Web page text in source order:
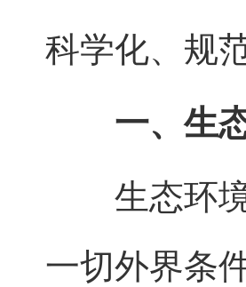
科学化、规
一、生
生态环境
一切外界条